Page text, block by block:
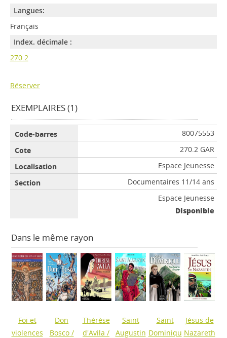
Langues:
Français
Index. décimale :
270.2
Réserver
EXEMPLAIRES (1)
80075553
270.2 GAR
Espace Jeunesse
Documentaires 11/14 ans
Espace Jeunesse
Disponible
Dans le même rayon
Foi et
violences
Don
Bosco/
Thérèse
d'Avila /
Saint
Augustin
Saint
Dominiqu
Jésus de
Nazareth